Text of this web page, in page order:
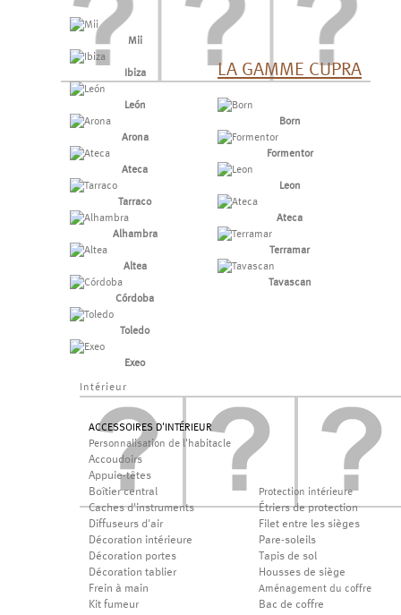
Mii
Ibiza
León
Arona
Ateca
Tarraco
Alhambra
Altea
Córdoba
Toledo
Exeo
LA GAMME CUPRA
Born
Formentor
Leon
Ateca
Terramar
Tavascan
Intérieur
ACCESSOIRES D'INTÉRIEUR
Personnalisation de l'habitacle
Accoudoirs
Appuie-têtes
Boîtier central
Caches d'instruments
Diffuseurs d'air
Décoration intérieure
Décoration portes
Décoration tablier
Frein à main
Kit fumeur
Protection intérieure
Étriers de protection
Filet entre les sièges
Pare-soleils
Tapis de sol
Housses de siège
Aménagement du coffre
Bac de coffre